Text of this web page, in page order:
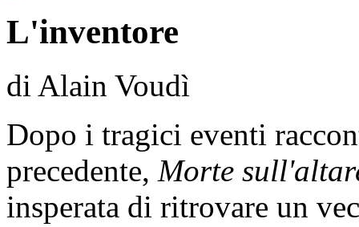
L'inventore
di Alain Voudì
Dopo i tragici eventi
precedente, Morte
insperata di ritrovare un